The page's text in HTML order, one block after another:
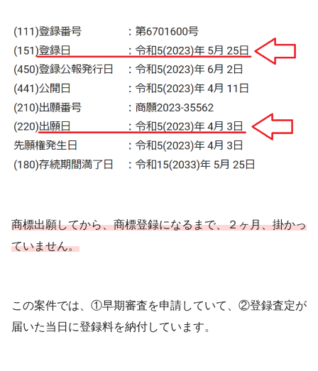
商標出願してから、商標登録になるまで、２ヶ月、掛かっ
ていません。
この案件では、①早期審査を申請していて、②登録査定が
届いた当日に登録料を納付しています。